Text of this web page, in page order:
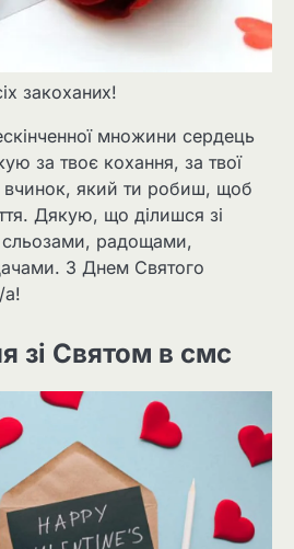
закоханих!
множини сердець
за твоє кохання, за твої
який ти робиш, щоб
Дякую, що ділишся зі
радощами,
З Днем Святого
а!
зі Святом в смс